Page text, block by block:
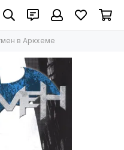
в Аркхеме